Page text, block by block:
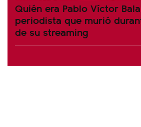
Quién era Pablo Víctor
periodista que murió
de su streaming